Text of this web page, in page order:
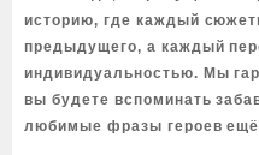
историю, где каждый
предыдущего, а каждый
индивидуальностью. Мы
вы будете вспоминать
любимые фразы героев ещё